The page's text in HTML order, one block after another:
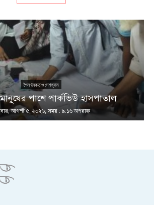
শৈল-সৈকত ও দেশগ্রাম
পাশে পার্কভিউ হাসপাতাল
আগস্ট ৫, ২০২৬; সময় : ৯:১৬ অপরাহ্ণ